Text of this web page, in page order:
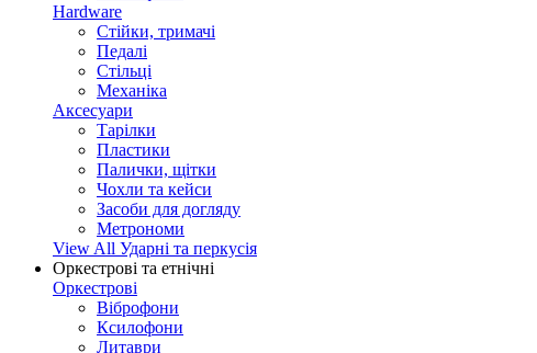
Hardware
Стійки, тримачі
Педалі
Стільці
Механіка
Аксесуари
Тарілки
Пластики
Палички, щітки
Чохли та кейси
Засоби для догляду
Метрономи
View All Ударні та перкусія
Оркестрові та етнічні
Оркестрові
Віброфони
Ксилофони
Литаври